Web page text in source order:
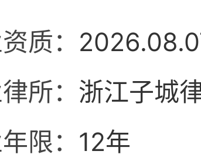
质：
所： 浙江子城
限： 12年